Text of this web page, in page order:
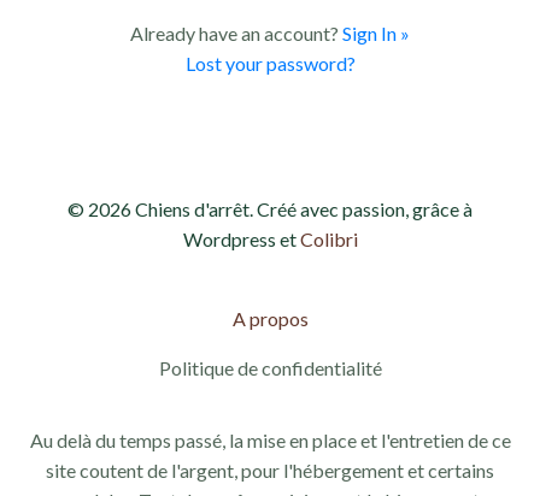
Already have an account? Sign In »
Lost your password?
© 2026 Chiens d'arrêt. Créé avec passion, grâce à
Wordpress etColibri
A propos
Politique de confidentialité
Au delà du temps passé, la mise en place et l'entretien de ce
site coutent de l'argent, pour l'hébergement et certains